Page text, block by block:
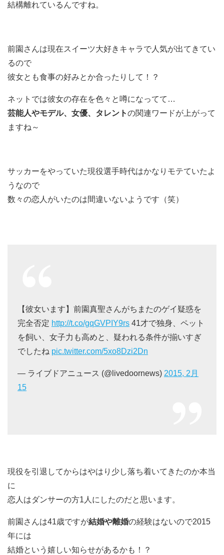
結構離れているんですね。
前園さんは現在スイーツ大好きキャラで人気が出てきてい
るので
彼女とも食事の好みとか合ったりして！？
ネットでは彼女の存在を色々と噂になってて…
芸能人やモデル、女優、タレントの関連ワードが上がって
ますね～
サッカーをやっていた現役選手時代はかなりモテていたよ
うなので
数々の恋人がいたのは間違いないようです（笑）
【彼女います】前園真聖さんがちまたのゲイ疑惑を
完全否定 http://t.co/gqGVPIY9rs 41才で独身、ペット
を飼い、女子力も高めと、疑われる条件が揃いすぎ
でしたね pic.twitter.com/5xo8Dzi2Dn
— ライブドアニュース (@livedoornews) 2015, 2月
15
現役を引退してからはやはり少し落ち着いてきたのか本当
に
恋人はダンサーの方1人にしたのだと思います。
前園さんは41歳ですが結婚や離婚の経験はないので2015
年には
結婚という嬉しい知らせがあるかも！？